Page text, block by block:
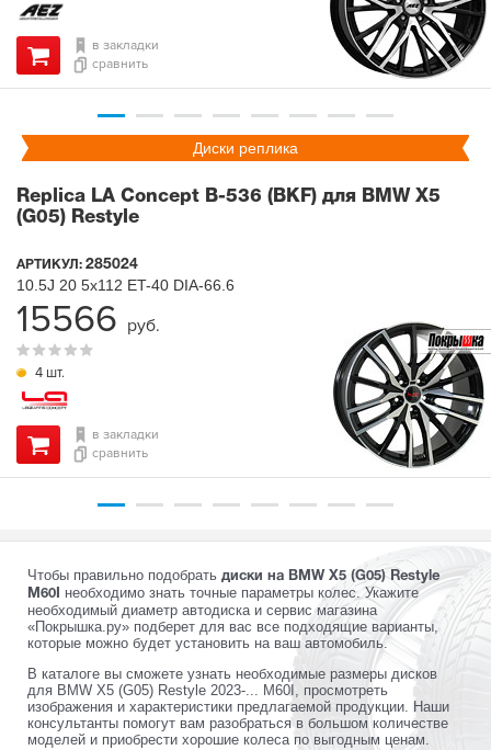
в закладки
сравнить
Диски реплика
Replica LA Concept B-536 (BKF) для BMW X5
(G05) Restyle
АРТИКУЛ: 285024
4 шт.
10.5J 20 5x112 ET-40 DIA-66.6
в закладки
сравнить
15566 руб.
Чтобы правильно подобрать диски на BMW X5 (G05) Restyle
M60I
необходимо знать точные параметры колес. Укажите
необходимый диаметр автодиска и сервис магазина
«Покрышка.ру» подберет для вас все подходящие варианты,
которые можно будет установить на ваш автомобиль.
В каталоге вы сможете узнать необходимые размеры дисков
для BMW X5 (G05) Restyle 2023-... M60I, просмотреть
изображения и характеристики предлагаемой продукции. Наши
консультанты помогут вам разобраться в большом количестве
моделей и приобрести хорошие колеса по выгодным ценам.